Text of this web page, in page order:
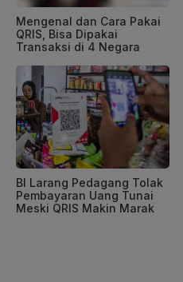
Mengenal dan Cara Pakai
QRIS, Bisa Dipakai
Transaksi di 4 Negara
BI Larang Pedagang Tolak
Pembayaran Uang Tunai
Meski QRIS Makin Marak